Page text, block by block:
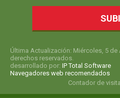
Última Actualización: Miércoles, 5
derechos reservados.
desarrollado por: IP Total Software
Navegadores web recomendados
Contador de